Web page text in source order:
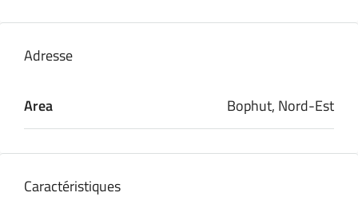
Adresse
Area Bophut, Nord-Est
Caractéristiques